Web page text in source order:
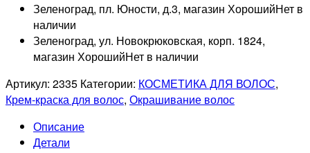
Зеленоград, пл. Юности, д.3, магазин ХорошийНет в
наличии
Зеленоград, ул. Новокрюковская, корп. 1824,
магазин ХорошийНет в наличии
Артикул: 2335 Категории: КОСМЕТИКА ДЛЯ ВОЛОС,
Крем-краска для волос, Окрашивание волос
Описание
Детали